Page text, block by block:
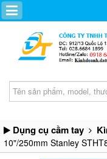
Dụng cụ cầm tay
10"/250mm Stanley